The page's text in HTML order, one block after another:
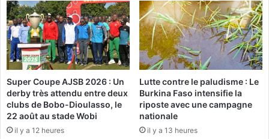
o
n
s
d
'
e
x
p
r
e
s
o
:
L
e
R
E
N
A
P
E
E
Super Coupe AJSB 2026 : Un
derby très attendu entre deux
clubs de Bobo-Dioulasso, le
22 août au stade Wobi
il y a 12 heures
Lutte contre le paludisme : Le
Burkina Faso intensifie la
riposte avec une campagne
nationale
il y a 13 heures